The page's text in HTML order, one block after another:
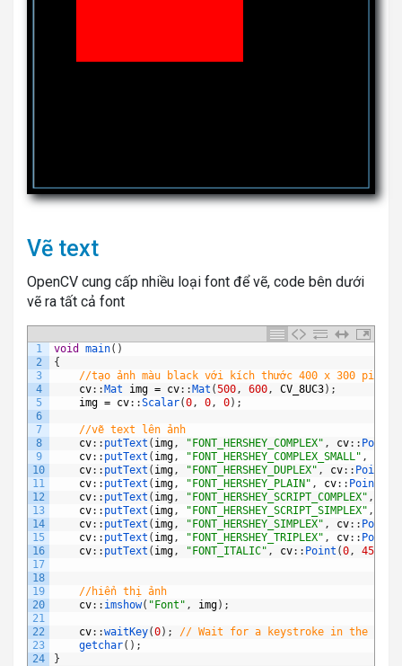
Vẽ text
OpenCV cung cấp nhiều loại font để vẽ, code bên dưới
vẽ ra tất cả font
1
2
3
4
5
6
7
8
9
10
11
12
13
14
15
16
17
18
19
20
21
22
23
24
void main( )
{
//tạo ảnh màu black với kích thước 400 x 300 pixels
cv: :Mat img = cv: :Mat (500 , 600 , CV_8UC3) ;
img = cv: :Scalar(0 , 0 , 0) ;
//vẽ text lên ảnh
cv: : putText ( img , "FONT_HERSHEY_COMPLEX" , cv: : Point
cv: : putText ( img , "FONT_HERSHEY_COMPLEX_SMALL" ,
cv: : putText ( img , "FONT_HERSHEY_DUPLEX" , cv: : Point
cv: : putText ( img , "FONT_HERSHEY_PLAIN" , cv: : Point
cv: : putText ( img , "FONT_HERSHEY_SCRIPT_COMPLEX" ,
cv: : putText ( img , "FONT_HERSHEY_SCRIPT_SIMPLEX" ,
cv: : putText ( img , "FONT_HERSHEY_SIMPLEX" , cv: : Point
cv: : putText ( img , "FONT_HERSHEY_TRIPLEX" , cv: : Point
cv: : putText ( img , "FONT_ITALIC" , cv: : Point (0 , 450
//hiển thị ảnh
cv: : imshow( "Font" , img) ;
cv: :waitKey(0) ;
// Wait for a keystroke in the
getchar( ) ;
}